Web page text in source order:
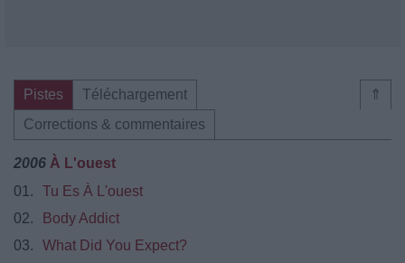
⇑
Pistes
Téléchargement
Corrections & commentaires
2006 À L'ouest
01.
Tu Es À L'ouest
02.
Body Addict
03.
What Did You Expect?